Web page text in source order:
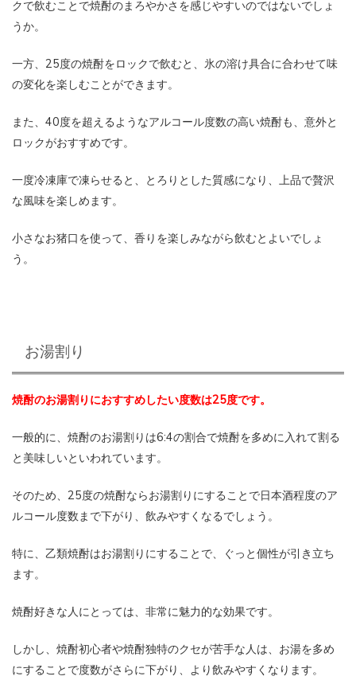
クで飲むことで焼酎のまろやかさを感じやすいのではないでしょ
うか。
一方、25度の焼酎をロックで飲むと、氷の溶け具合に合わせて味
の変化を楽しむことができます。
また、40度を超えるようなアルコール度数の高い焼酎も、意外と
ロックがおすすめです。
一度冷凍庫で凍らせると、とろりとした質感になり、上品で贅沢
な風味を楽しめます。
小さなお猪口を使って、香りを楽しみながら飲むとよいでしょ
う。
お湯割り
焼酎のお湯割りにおすすめしたい度数は25度です。
一般的に、焼酎のお湯割りは6:4の割合で焼酎を多めに入れて割る
と美味しいといわれています。
そのため、25度の焼酎ならお湯割りにすることで日本酒程度のア
ルコール度数まで下がり、飲みやすくなるでしょう。
特に、乙類焼酎はお湯割りにすることで、ぐっと個性が引き立ち
ます。
焼酎好きな人にとっては、非常に魅力的な効果です。
しかし、焼酎初心者や焼酎独特のクセが苦手な人は、お湯を多め
にすることで度数がさらに下がり、より飲みやすくなります。